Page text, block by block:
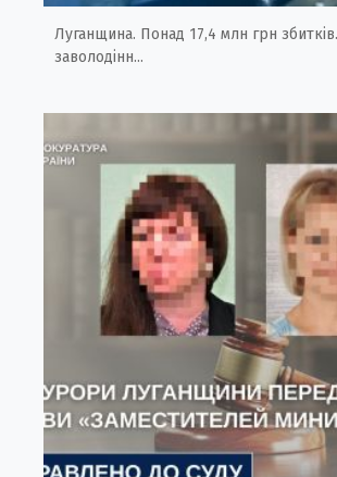
Луганщина. Понад 17,4 млн грн
заволодінн...